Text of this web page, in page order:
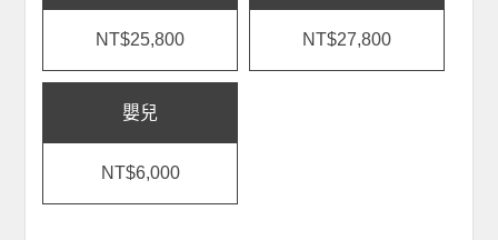
NT$25,800 NT$27,800
嬰兒
NT$6,000